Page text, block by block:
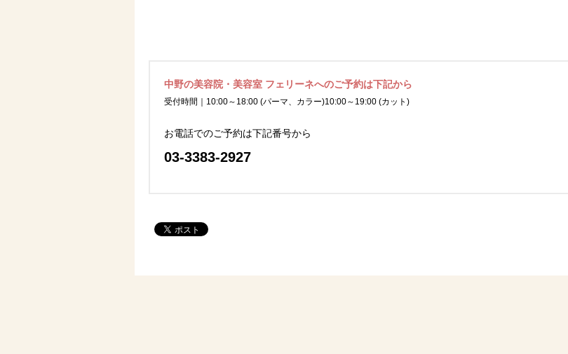
中野の美容院・美容室 フェリーネへのご予約は下記から
受付時間｜10:00～18:00 (パーマ、カラー)10:00～19:00 (カット)
お電話でのご予約は下記番号から
03-3383-2927